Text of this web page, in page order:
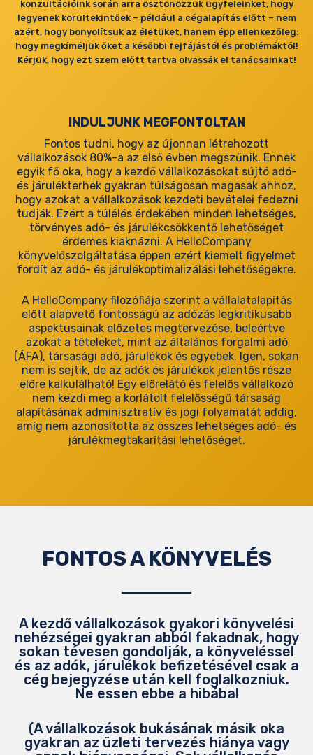
konzultációink során arra ösztönözzük ügyfeleinket, hogy
legyenek körültekintőek – például a cégalapítás előtt – nem
azért, hogy bonyolítsuk az életüket, hanem épp ellenkezőleg:
hogy megkíméljük őket a későbbi fejfájástól és problémáktól!
Kérjük, hogy ezt szem előtt tartva olvassák el tanácsainkat!
INDULJUNK MEGFONTOLTAN
Fontos tudni, hogy az újonnan létrehozott
vállalkozások 80%-a az első évben megszűnik. Ennek
egyik fő oka, hogy a kezdő vállalkozásokat sújtó adó-
és járulékterhek gyakran túlságosan magasak ahhoz,
hogy azokat a vállalkozások kezdeti bevételei fedezni
tudják. Ezért a túlélés érdekében minden lehetséges,
törvényes adó- és járulékcsökkentő lehetőséget
érdemes kiaknázni. A HelloCompany
könyvelőszolgáltatása éppen ezért kiemelt figyelmet
fordít az adó- és járulékoptimalizálási lehetőségekre.
A HelloCompany filozófiája szerint a vállalatalapítás
előtt alapvető fontosságú az adózás legkritikusabb
aspektusainak előzetes megtervezése, beleértve
azokat a tételeket, mint az általános forgalmi adó
(ÁFA), társasági adó, járulékok és egyebek. Igen, sokan
nem is sejtik, de az adók és járulékok jelentős része
előre kalkulálható! Egy előrelátó és felelős vállalkozó
nem kezdi meg a korlátolt felelősségű társaság
alapításának adminisztratív és jogi folyamatát addig,
amíg nem azonosította az összes lehetséges adó- és
járulékmegtakarítási lehetőséget.
FONTOS A KÖNYVELÉS
A kezdő vállalkozások gyakori könyvelési
nehézségei gyakran abból fakadnak, hogy
sokan tévesen gondolják, a könyveléssel
és az adók, járulékok befizetésével csak a
cég bejegyzése után kell foglalkozniuk.
Ne essen ebbe a hibába!
(A vállalkozások bukásának másik oka
gyakran az üzleti tervezés hiánya vagy